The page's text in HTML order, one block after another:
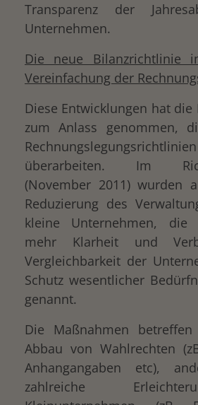
Transparenz der
Unternehmen.
Die neue Bilanzrichtlinie
Vereinfachung der
Diese Entwicklungen hat die
zum Anlass genommen,
überarbeiten. Im
(November 2011) wurden
Reduzierung des
kleine Unternehmen, die
mehr Klarheit und
Vergleichbarkeit der
Schutz wesentlicher
genannt.
Die Maßnahmen
Abbau von Wahlrechten
Anhangangaben etc),
zahlreiche